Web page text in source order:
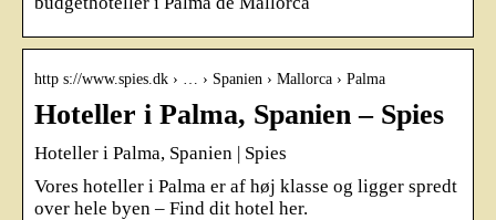
http s://www.spies.dk › … › Spanien › Mallorca › Palma
Hoteller i Palma, Spanien – Spies
Hoteller i Palma, Spanien | Spies
Vores hoteller i Palma er af høj klasse og ligger spredt
over hele byen – Find dit hotel her.